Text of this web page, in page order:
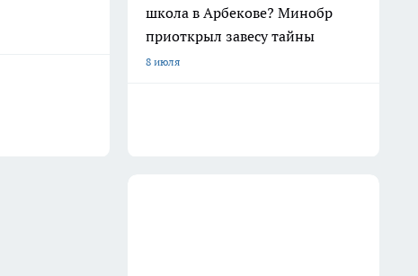
школа в Арбекове? Минобр
приоткрыл завесу тайны
8 июля